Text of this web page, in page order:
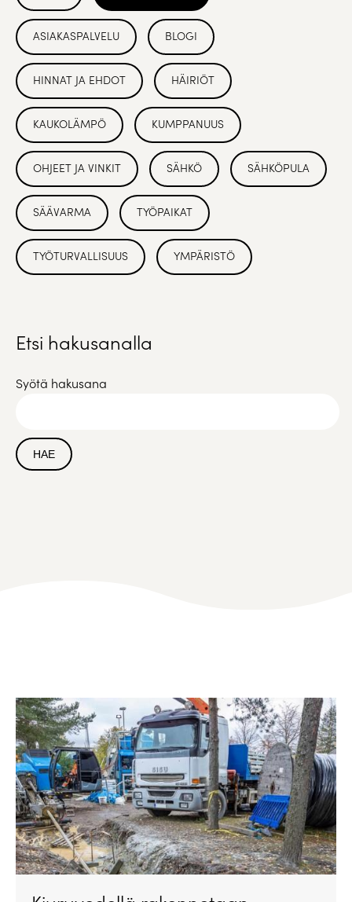
ASIAKASPALVELU BLOGI
HINNAT JA EHDOT HÄIRIÖT
KAUKOLÄMPÖ KUMPPANUUS
OHJEET JA VINKIT SÄHKÖ SÄHKÖPULA
SÄÄVARMA TYÖPAIKAT
TYÖTURVALLISUUS YMPÄRISTÖ
Etsi hakusanalla
Syötä hakusana